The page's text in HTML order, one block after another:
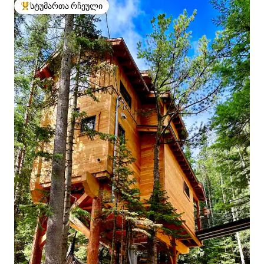
სტუმართა რჩეული მოწინავე ვარიანტი
სტუმართა რჩეული